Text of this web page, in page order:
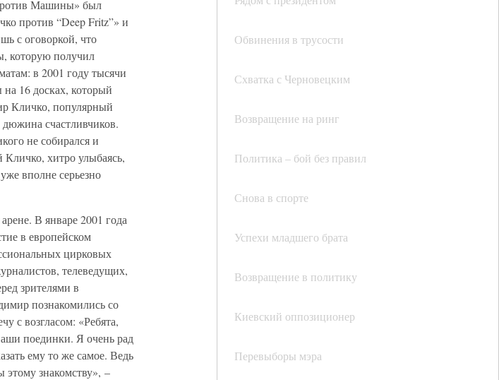
Обвинения в трусости
Схватка с Черновецким
Возвращение на ринг
Политика – бой без правил
Снова в спорте
Успехи младшего брата
Возвращение в политику
Киевский оппозиционер
Перевыборы мэра
Машины» был
против “Deep Fritz”» и
с оговоркой, что
которую получил
в 2001 году тысячи
16 досках, который
Кличко, популярный
счастливчиков.
не собирался и
хитро улыбаясь,
вполне серьезно
В январе 2001 года
в европейском
цирковых
телеведущих,
зрителями в
познакомились со
с возгласом: «Ребята,
поединки. Я очень рад
ему то же самое. Ведь
знакомству», –